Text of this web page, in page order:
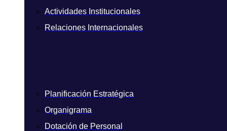
Actividades Institucionales
Relaciones Internacionales
Planificación Estratégica
Organigrama
Dotación de Personal